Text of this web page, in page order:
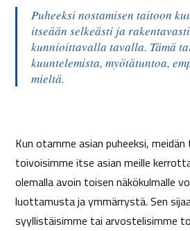
Puheeksi nostamisen taitoon
itseään selkeästi ja
kunnioittavalla tavalla. Tämä
kuuntelemista, myötätuntoa,
mieltä.
Kun otamme asian puheeksi,
toivoisimme itse asian meille
olemalla avoin toisen näkökulmalle
luottamusta ja ymmärrystä. Sen
syyllistäisimme tai arvostelisimme